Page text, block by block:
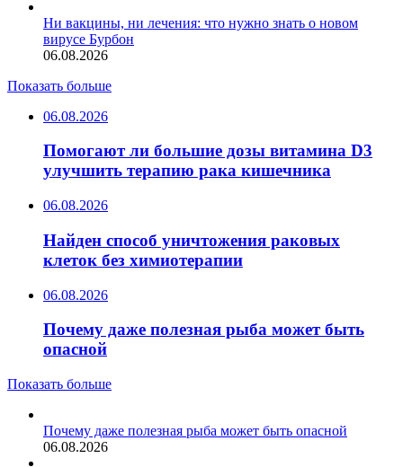
Ни вакцины, ни лечения: что нужно знать о новом
вирусе Бурбон
06.08.2026
Показать больше
06.08.2026
Помогают ли большие дозы витамина D3
улучшить терапию рака кишечника
06.08.2026
Найден способ уничтожения раковых
клеток без химиотерапии
06.08.2026
Почему даже полезная рыба может быть
опасной
Показать больше
Почему даже полезная рыба может быть опасной
06.08.2026